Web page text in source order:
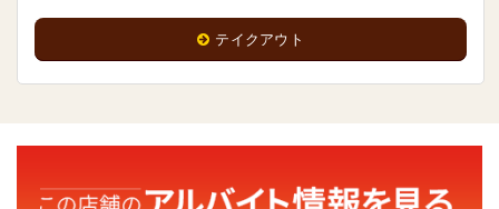
テイクアウト